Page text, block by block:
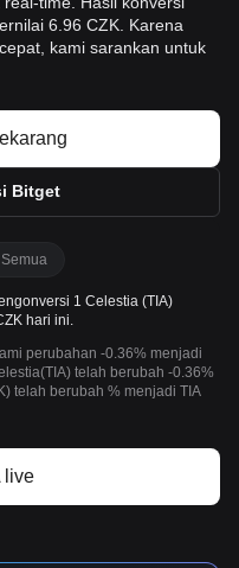
6.96 CZK. Karena
kami sarankan untuk
Bitget
Semua
1 Celestia (TIA)
hari ini.
perubahan -0.36% menjadi
telah berubah -0.36%
telah berubah % menjadi TIA
live